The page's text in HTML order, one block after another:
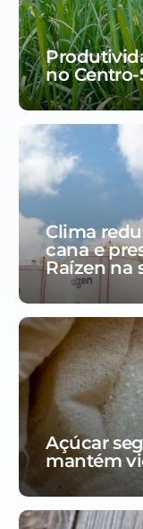
no
Clima
cana e
Raízen na
Açúcar
mantém